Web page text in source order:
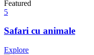
Featured
5
Safari cu animale
Explore